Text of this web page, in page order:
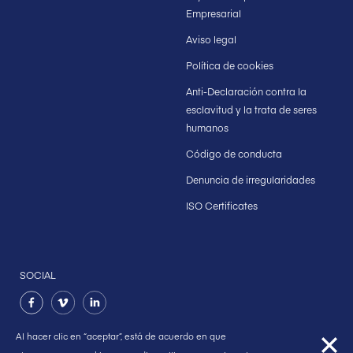
Al hacer clic en “aceptar”, está de acuerdo en que
Empresarial
Aviso legal
Política de cookies
Anti-Declaración contra la
esclavitud y la trata de seres
humanos
Código de conducta
Denuncia de irregularidades
ISO Certificates
SOCIAL